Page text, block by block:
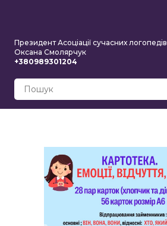
Президент Асоціації сучасних логопедів
Оксана Смолярчук
+380989301204